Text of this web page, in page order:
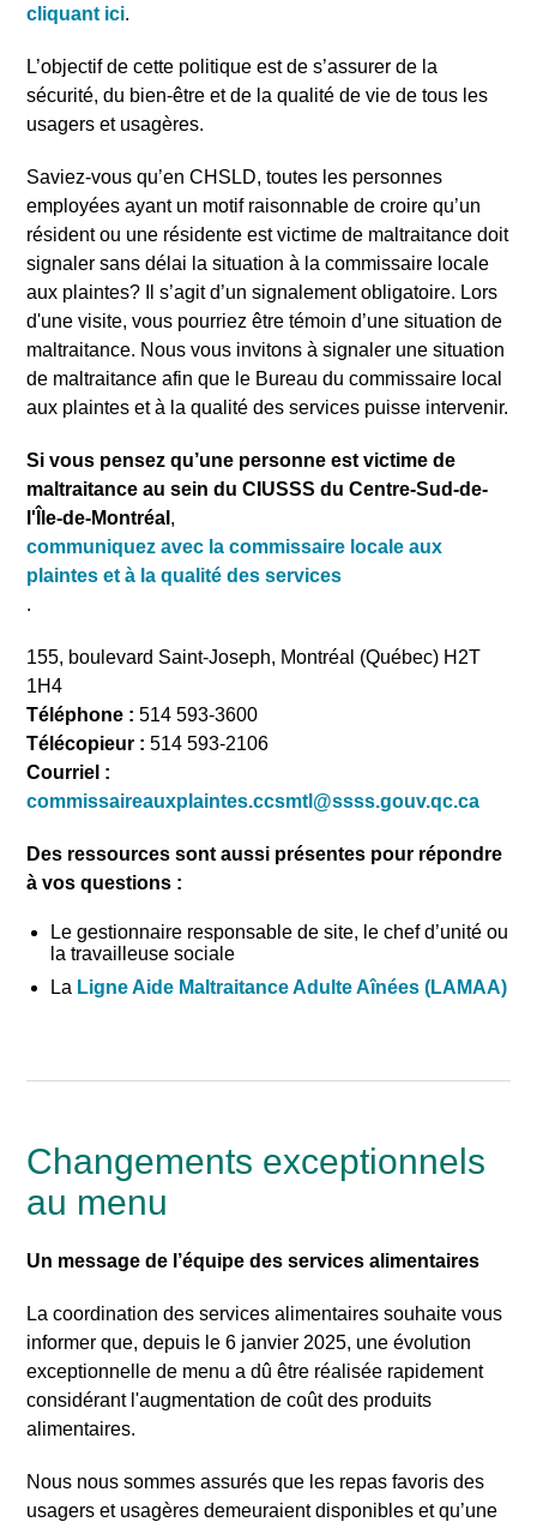
cliquant ici.
L’objectif de cette politique est de s’assurer de la
sécurité, du bien-être et de la qualité de vie de tous les
usagers et usagères.
Saviez-vous qu’en CHSLD, toutes les personnes
employées ayant un motif raisonnable de croire qu’un
résident ou une résidente est victime de maltraitance doit
signaler sans délai la situation à la commissaire locale
aux plaintes? Il s’agit d’un signalement obligatoire. Lors
d'une visite, vous pourriez être témoin d’une situation de
maltraitance. Nous vous invitons à signaler une situation
de maltraitance afin que le Bureau du commissaire local
aux plaintes et à la qualité des services puisse intervenir.
Si vous pensez qu’une personne est victime de
maltraitance au sein du CIUSSS du Centre-Sud-de-
l'Île-de-Montréal ,
communiquez avec la commissaire locale aux
plaintes et à la qualité des services
.
155, boulevard Saint-Joseph, Montréal (Québec) H2T
1H4
Téléphone : 514 593-3600
Télécopieur :514 593-2106
Courriel :
commissaireauxplaintes.ccsmtl@ssss.gouv.qc.ca
Des ressources sont aussi présentes pour répondre
à vos questions :
Le gestionnaire responsable de site, le chef d’unité ou
la travailleuse sociale
La Ligne Aide Maltraitance Adulte Aînées (LAMAA)
Changements exceptionnels
au menu
Un message de l’équipe des services alimentaires
La coordination des services alimentaires souhaite vous
informer que, depuis le 6 janvier 2025, une évolution
exceptionnelle de menu a dû être réalisée rapidement
considérant l'augmentation de coût des produits
alimentaires.
Nous nous sommes assurés que les repas favoris des
usagers et usagères demeuraient disponibles et qu’une